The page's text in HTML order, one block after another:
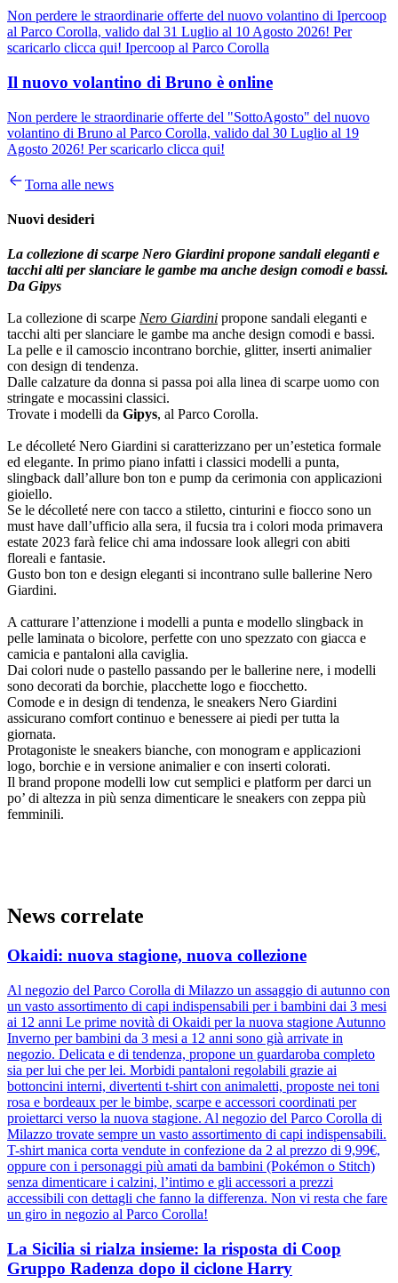
Non perdere le straordinarie offerte del nuovo volantino di Ipercoop
al Parco Corolla, valido dal 31 Luglio al 10 Agosto 2026! Per
scaricarlo clicca qui! Ipercoop al Parco Corolla
Il nuovo volantino di Bruno è online
Non perdere le straordinarie offerte del "SottoAgosto" del nuovo
volantino di Bruno al Parco Corolla, valido dal 30 Luglio al 19
Agosto 2026! Per scaricarlo clicca qui!
Torna alle news
Nuovi desideri
La collezione di scarpe Nero Giardini propone sandali eleganti e
tacchi alti per slanciare le gambe ma anche design comodi e bassi.
Da Gipys
La collezione di scarpe Nero Giardini propone sandali eleganti e
tacchi alti per slanciare le gambe ma anche design comodi e bassi.
La pelle e il camoscio incontrano borchie, glitter, inserti animalier
con design di tendenza.
Dalle calzature da donna si passa poi alla linea di scarpe uomo con
stringate e mocassini classici.
Trovate i modelli da Gipys, al Parco Corolla.
Le décolleté Nero Giardini si caratterizzano per un’estetica formale
ed elegante. In primo piano infatti i classici modelli a punta,
slingback dall’allure bon ton e pump da cerimonia con applicazioni
gioiello.
Se le décolleté nere con tacco a stiletto, cinturini e fiocco sono un
must have dall’ufficio alla sera, il fucsia tra i colori moda primavera
estate 2023 farà felice chi ama indossare look allegri con abiti
floreali e fantasie.
Gusto bon ton e design eleganti si incontrano sulle ballerine Nero
Giardini.
A catturare l’attenzione i modelli a punta e modello slingback in
pelle laminata o bicolore, perfette con uno spezzato con giacca e
camicia e pantaloni alla caviglia.
Dai colori nude o pastello passando per le ballerine nere, i modelli
sono decorati da borchie, placchette logo e fiocchetto.
Comode e in design di tendenza, le sneakers Nero Giardini
assicurano comfort continuo e benessere ai piedi per tutta la
giornata.
Protagoniste le sneakers bianche, con monogram e applicazioni
logo, borchie e in versione animalier e con inserti colorati.
Il brand propone modelli low cut semplici e platform per darci un
po’ di altezza in più senza dimenticare le sneakers con zeppa più
femminili.
News correlate
Okaidi: nuova stagione, nuova collezione
Al negozio del Parco Corolla di Milazzo un assaggio di autunno con
un vasto assortimento di capi indispensabili per i bambini dai 3 mesi
ai 12 anni Le prime novità di Okaidi per la nuova stagione Autunno
Inverno per bambini da 3 mesi a 12 anni sono già arrivate in
negozio. Delicata e di tendenza, propone un guardaroba completo
sia per lui che per lei. Morbidi pantaloni regolabili grazie ai
bottoncini interni, divertenti t-shirt con animaletti, proposte nei toni
rosa e bordeaux per le bimbe, scarpe e accessori coordinati per
proiettarci verso la nuova stagione. Al negozio del Parco Corolla di
Milazzo trovate sempre un vasto assortimento di capi indispensabili.
T-shirt manica corta vendute in confezione da 2 al prezzo di 9,99€,
oppure con i personaggi più amati da bambini (Pokémon o Stitch)
senza dimenticare i calzini, l’intimo e gli accessori a prezzi
accessibili con dettagli che fanno la differenza. Non vi resta che fare
un giro in negozio al Parco Corolla!
La Sicilia si rialza insieme: la risposta di Coop
Gruppo Radenza dopo il ciclone Harry